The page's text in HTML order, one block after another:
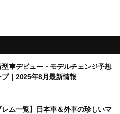
型車デビュー・モデルチェンジ予想
プ｜2025年8月最新情報
レム一覧】日本車＆外車の珍しいマ